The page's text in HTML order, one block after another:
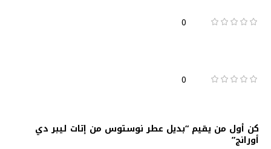
0
0
كن أول من يقيم “بديل عطر نوستوس من إتات ليبر دي
أورانج”